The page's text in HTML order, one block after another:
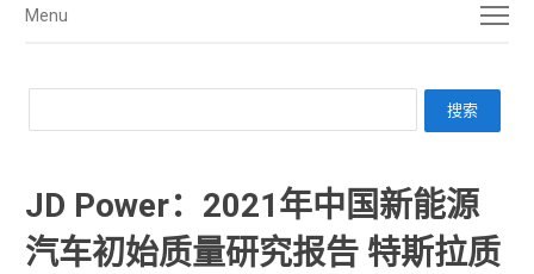
菜单
Menu
JD Power：2021年中国新能源
汽车初始质量研究报告 特斯拉质